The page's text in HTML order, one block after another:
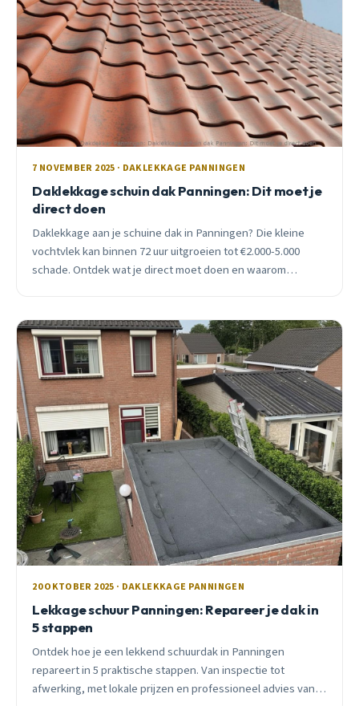
7 NOVEMBER 2025 · DAKLEKKAGE PANNINGEN
Daklekkage schuin dak Panningen: Dit moet je
direct doen
Daklekkage aan je schuine dak in Panningen? Die kleine
vochtvlek kan binnen 72 uur uitgroeien tot €2.000-5.000
schade. Ontdek wat je direct moet doen en waarom
20 OKTOBER 2025 · DAKLEKKAGE PANNINGEN
Lekkage schuur Panningen: Repareer je dak in
5 stappen
Ontdek hoe je een lekkend schuurdak in Panningen
repareert in 5 praktische stappen. Van inspectie tot
afwerking, met lokale prijzen en professioneel advies van